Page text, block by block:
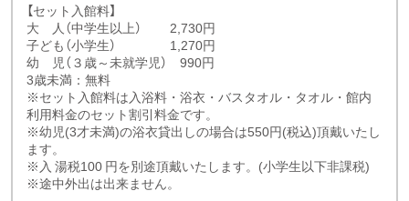
【セット入館料】
大 人（中学生以上） 2,730円
子ども（小学生） 1,270円
幼 児（３歳～未就学児） 990円
3歳未満：無料
※セット入館料は入浴料・浴衣・バスタオル・タオル・館内
利用料金のセット割引料金です。
※幼児(3才未満)の浴衣貸出しの場合は550円(税込)頂戴いたし
ます。
※入 湯税100 円を別途頂戴いたします。(小学生以下非課税)
※途中外出は出来ません。